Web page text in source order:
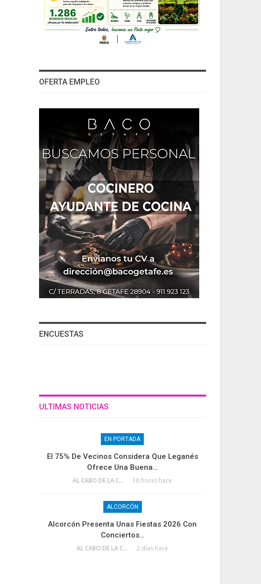
OFERTA EMPLEO
ENCUESTAS
ULTIMAS NOTICIAS
EN PORTADA
El 75% De Vecinos Considera Que Leganés
Ofrece Una Buena…
AL CABO DE LA CALLE 18 horas hace
ALCORCÓN
Alcorcón Presenta Unas Fiestas 2026 Con
Conciertos…
AL CABO DE LA CALLE 2 días hace